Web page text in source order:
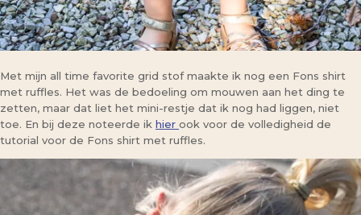
Met mijn all time favorite grid stof maakte ik nog een Fons shirt
met ruffles. Het was de bedoeling om mouwen aan het ding te
zetten, maar dat liet het mini-restje dat ik nog had liggen, niet
toe. En bij deze noteerde ik hier ook voor de volledigheid de
tutorial voor de Fons shirt met ruffles.